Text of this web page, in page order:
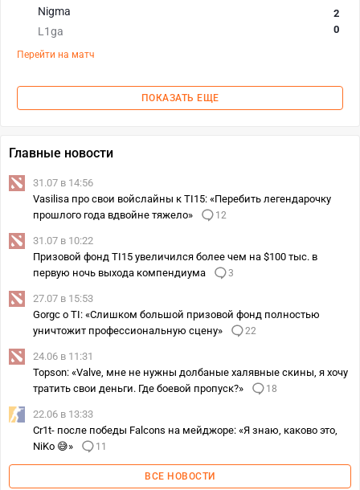
Nigma
L1ga
2
0
Перейти на матч
ПОКАЗАТЬ ЕЩЕ
Главные новости
31.07 в 14:56
Vasilisa про свои войслайны к TI15: «Перебить легендарочку
прошлого года вдвойне тяжело»
12
31.07 в 10:22
Призовой фонд TI15 увеличился более чем на $100 тыс. в
первую ночь выхода компендиума
3
27.07 в 15:53
Gorgc о TI: «Слишком большой призовой фонд полностью
уничтожит профессиональную сцену»
22
24.06 в 11:31
Topson: «Valve, мне не нужны долбаные халявные скины, я хочу
тратить свои деньги. Где боевой пропуск?»
18
22.06 в 13:33
Cr1t- после победы Falcons на мейджоре: «Я знаю, каково это,
NiKo 😅»
11
ВСЕ НОВОСТИ